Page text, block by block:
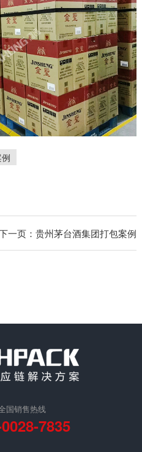
一页：贵州茅台酒集团打包案例
国销售热线
7835